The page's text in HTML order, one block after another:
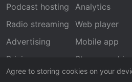
Agree to storing cookies on your
LinkedInFacebook
Podcast hosting
Radio streaming
Advertising
Pricing
Analytics
Web player
Mobile app
Stream archive
Recognition